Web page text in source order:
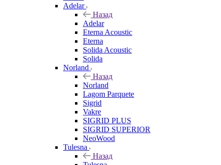
Adelar
Назад
Adelar
Eterna Acoustic
Eterna
Solida Acoustic
Solida
Norland
Назад
Norland
Lagom Parquete
Sigrid
Vakre
SIGRID PLUS
SIGRID SUPERIOR
NeoWood
Tulesna
Назад